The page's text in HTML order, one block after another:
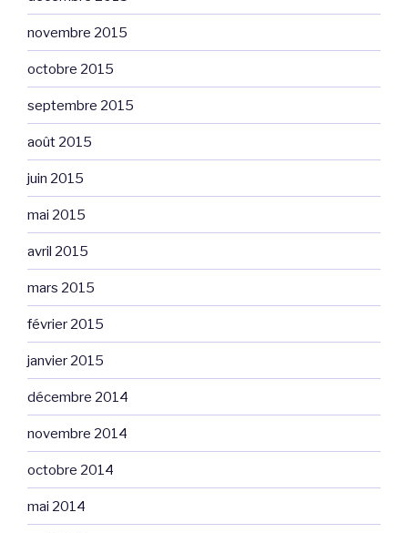
novembre 2015
octobre 2015
septembre 2015
août 2015
juin 2015
mai 2015
avril 2015
mars 2015
février 2015
janvier 2015
décembre 2014
novembre 2014
octobre 2014
mai 2014